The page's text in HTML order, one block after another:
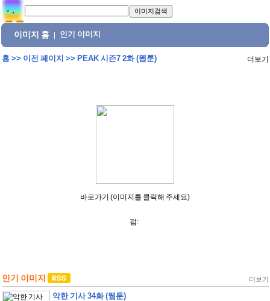
이미지 홈 인기 이미지
홈>> 이전 페이지 >> PEAK 시즌7 2화 (웹툰) 더보기
바로가기 (이미지를 클릭해 주세요)
펌:
인기 이미지 더보기
악한 기사 34화 (웹툰)